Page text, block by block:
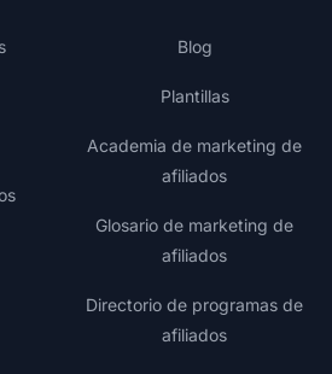
Blog
Plantillas
Academia de marketing de
afiliados
Glosario de marketing de
afiliados
Directorio de programas de
afiliados